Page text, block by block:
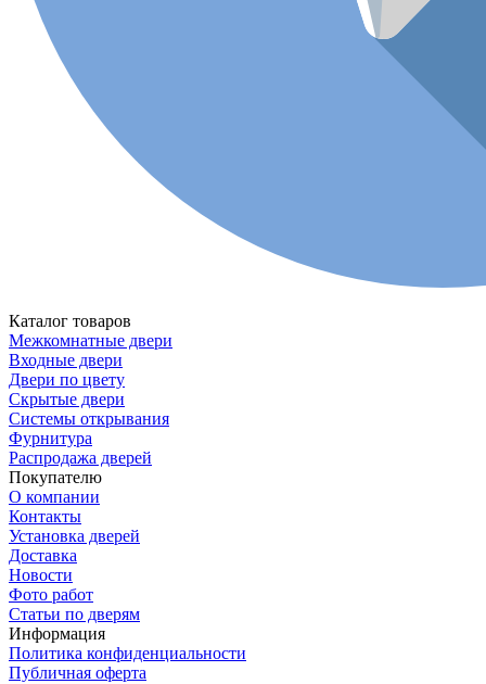
Каталог товаров
Межкомнатные двери
Входные двери
Двери по цвету
Скрытые двери
Системы открывания
Фурнитура
Распродажа дверей
Покупателю
О компании
Контакты
Установка дверей
Доставка
Новости
Фото работ
Статьи по дверям
Информация
Политика конфиденциальности
Публичная оферта